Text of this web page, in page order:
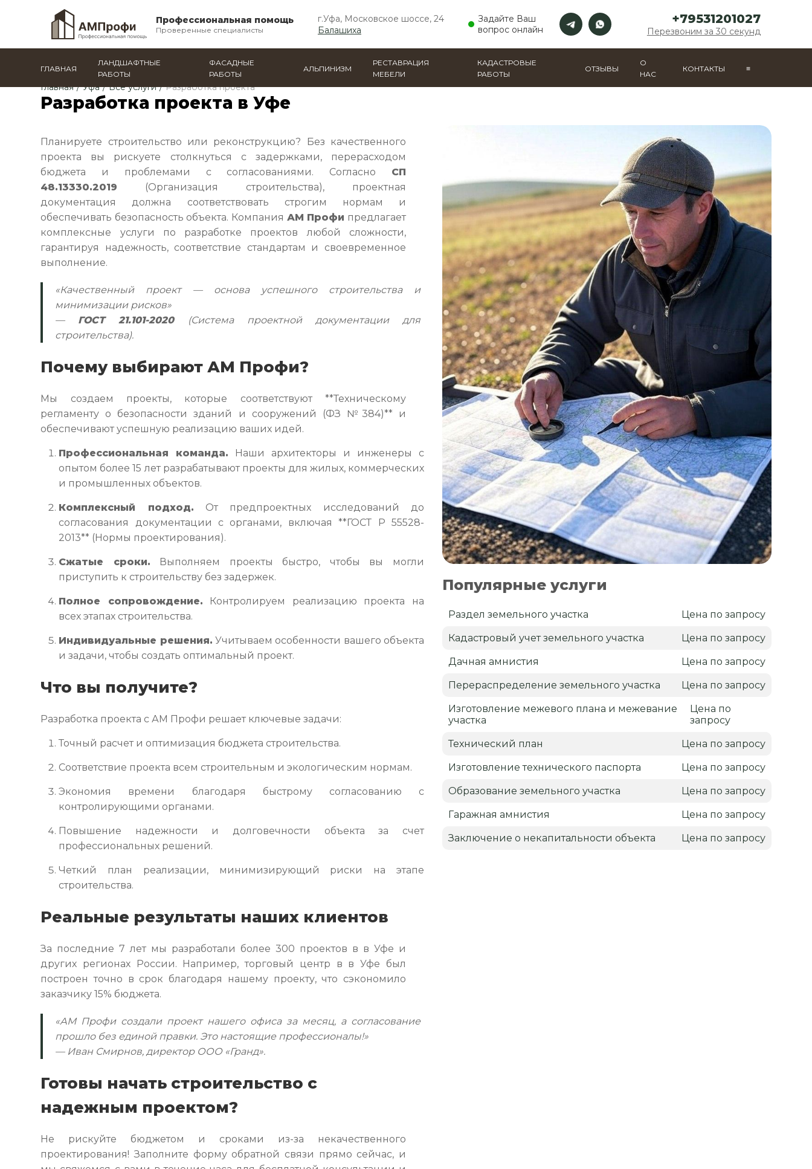
Профессиональная помощь
Проверенные специалисты
г.Уфа, Московское шоссе, 24
Балашиха
Задайте Ваш
вопрос онлайн
+79531201027
Перезвоним за 30 секунд
ГЛАВНАЯ
ЛАНДШАФТНЫЕ
РАБОТЫ
ФАСАДНЫЕ
РАБОТЫ
АЛЬПИНИЗМ
РЕСТАВРАЦИЯ
МЕБЕЛИ
КАДАСТРОВЫЕ
РАБОТЫ
ОТЗЫВЫ
О
НАС
КОНТАКТЫ ≡
Главная / Уфа / Все услуги / Разработка проекта
Разработка проекта в Уфе
Планируете строительство или реконструкцию? Без качественного
проекта вы рискуете столкнуться с задержками, перерасходом
бюджета и проблемами с согласованиями. Согласно СП
48.13330.2019 (Организация строительства), проектная
документация должна соответствовать строгим нормам и
обеспечивать безопасность объекта. Компания АМ Профи предлагает
комплексные услуги по разработке проектов любой сложности,
гарантируя надежность, соответствие стандартам и своевременное
выполнение.
«Качественный проект — основа успешного строительства и
минимизации рисков»
— ГОСТ 21.101-2020(Система проектной документации для
строительства).
Почему выбирают АМ Профи?
Мы создаем проекты, которые соответствуют **Техническому
регламенту о безопасности зданий и сооружений (ФЗ №384)** и
обеспечивают успешную реализацию ваших идей.
Профессиональная команда. Наши архитекторы и инженеры с
опытом более 15 лет разрабатывают проекты для жилых, коммерческих
и промышленных объектов.
Комплексный подход. От предпроектных исследований до
согласования документации с органами, включая **ГОСТ Р 55528-
2013** (Нормы проектирования).
Сжатые сроки. Выполняем проекты быстро, чтобы вы могли
приступить к строительству без задержек.
Полное сопровождение. Контролируем реализацию проекта на
всех этапах строительства.
Индивидуальные решения. Учитываем особенности вашего объекта
и задачи, чтобы создать оптимальный проект.
Что вы получите?
Разработка проекта с АМ Профи решает ключевые задачи:
Точный расчет и оптимизация бюджета строительства.
Соответствие проекта всем строительным и экологическим нормам.
Экономия времени благодаря быстрому согласованию с
контролирующими органами.
Повышение надежности и долговечности объекта за счет
профессиональных решений.
Четкий план реализации, минимизирующий риски на этапе
строительства.
Реальные результаты наших клиентов
За последние 7 лет мы разработали более 300 проектов в в Уфе и
других регионах России. Например, торговый центр в в Уфе был
построен точно в срок благодаря нашему проекту, что сэкономило
заказчику 15% бюджета.
«АМ Профи создали проект нашего офиса за месяц, а согласование
прошло без единой правки. Это настоящие профессионалы!»
— Иван Смирнов, директор ООО «Гранд».
Готовы начать строительство с
надежным проектом?
Не рискуйте бюджетом и сроками из-за некачественного
проектирования! Заполните форму обратной связи прямо сейчас, и
Популярные услуги
Раздел земельного участка Цена по запросу
Кадастровый учет земельного участка Цена по запросу
Дачная амнистия Цена по запросу
Перераспределение земельного участка Цена по запросу
Изготовление межевого плана и межевание
участка
Цена по
запросу
Технический план Цена по запросу
Изготовление технического паспорта Цена по запросу
Образование земельного участка Цена по запросу
Гаражная амнистия Цена по запросу
Заключение о некапитальности объекта Цена по запросу